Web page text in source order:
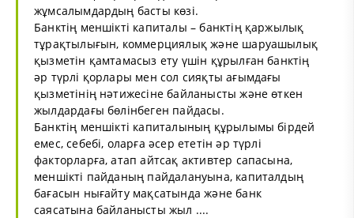
жұмсалымдардың басты көзі.
Банктің меншікті капиталы – банктің қаржылық
тұрақтылығын, коммерциялық және шаруашылық
қызметін қамтамасыз ету үшін құрылған банктің
әр түрлі қорлары мен сол сияқты ағымдағы
қызметінің нәтижесіне байланысты және өткен
жылдардағы бөлінбеген пайдасы.
Банктің меншікті капиталының құрылымы бірдей
емес, себебі, оларға әсер ететін әр түрлі
факторларға, атап айтсақ активтер сапасына,
меншікті пайданың пайдалануына, капиталдың
бағасын нығайту мақсатында және банк
саясатына байланысты жыл ....